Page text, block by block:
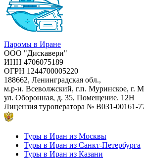
Паромы в Иране
ООО "Дискавери"
ИНН 4706075189
ОГРН 1244700005220
188662, Ленинградская обл.,
м.р-н. Всеволжский, г.п. Муринское, г.
ул. Оборонная, д. 35, Помещение. 12Н
Лицензия туроператора № В031-00161-
Туры в Иран из Москвы
Туры в Иран из Санкт-Петербурга
Туры в Иран из Казани